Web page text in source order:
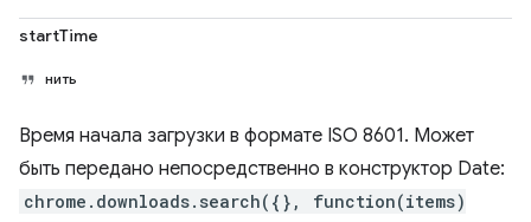
startTime
нить
Время начала загрузки в формате ISO 8601. Может
быть передано непосредственно в конструктор Date:
chrome.downloads.search({}, function(items)